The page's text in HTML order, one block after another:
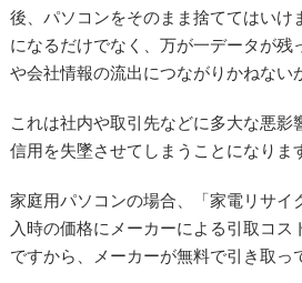
後、パソコンをそのまま捨ててはいけ
になるだけでなく、万が一データが残
や会社情報の流出につながりかねない
これは社内や取引先などに多大な悪影
信用を失墜させてしまうことになりま
家庭用パソコンの場合、「家電リサイ
入時の価格にメーカーによる引取コス
ですから、メーカーが無料で引き取っ